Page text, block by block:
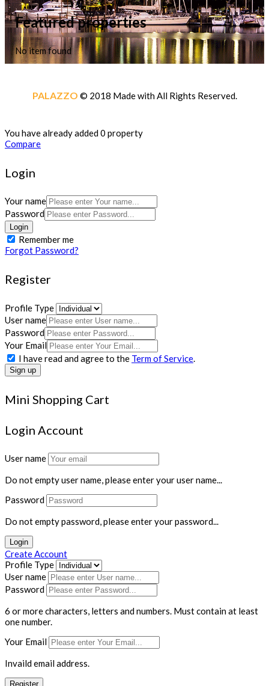
Featured properties
No item found
PALAZZO © 2018 Made withAll Rights Reserved.
You have already added 0 property
Compare
Login
Your name
Password
Login
Remember me
Forgot Password?
Register
Profile Type
User name
Password
Your Email
I have read and agree to the Term of Service.
Sign up
Mini Shopping Cart
Login Account
User name
Do not empty user name, please enter your user name...
Password
Do not empty password, please enter your password...
Login
Create Account
Profile Type
User name
Password
6 or more characters, letters and numbers. Must contain at least
one number.
Your Email
Invaild email address.
Register